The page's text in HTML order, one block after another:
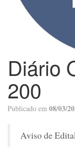
Diário
200
Publicado em 08/03/
Aviso de